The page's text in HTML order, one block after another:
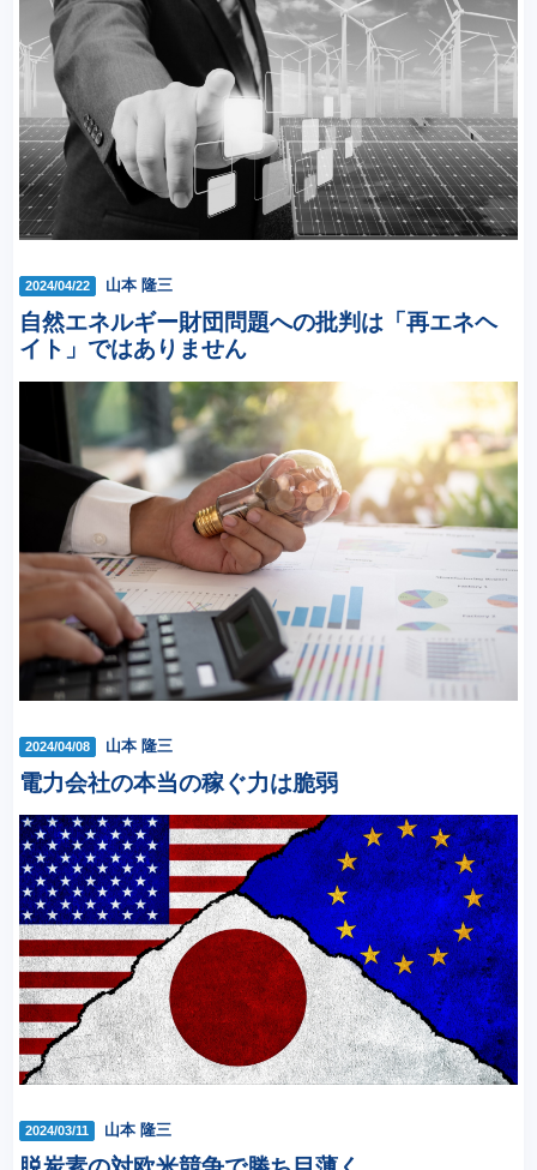
2024/04/22 山本 隆三
自然エネルギー財団問題への批判は「再エネヘ
イト」ではありません
2024/04/08 山本 隆三
電力会社の本当の稼ぐ力は脆弱
2024/03/11 山本 隆三